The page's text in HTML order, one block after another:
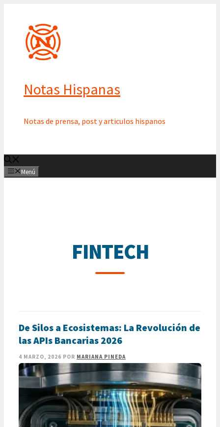
contenido
Notas Hispanas
Notas de prensa, post y articulos hispanos
Menú
FINTECH
De Silos a Ecosistemas: La Revolución de
las APIs Bancarias 2026
4 MARZO, 2026 POR MARIANA PINEDA